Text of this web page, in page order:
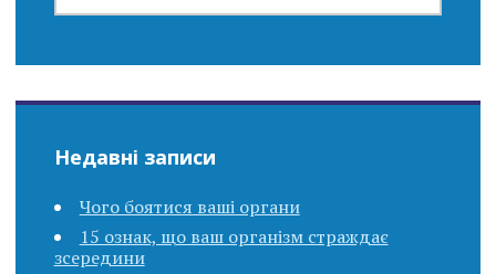
Недавні записи
Чого боятися ваші органи
15 ознак, що ваш організм страждає
зсередини